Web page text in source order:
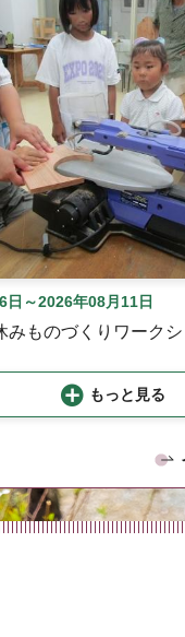
日～2026年08月11日
みものづくりワーク
もっと見る